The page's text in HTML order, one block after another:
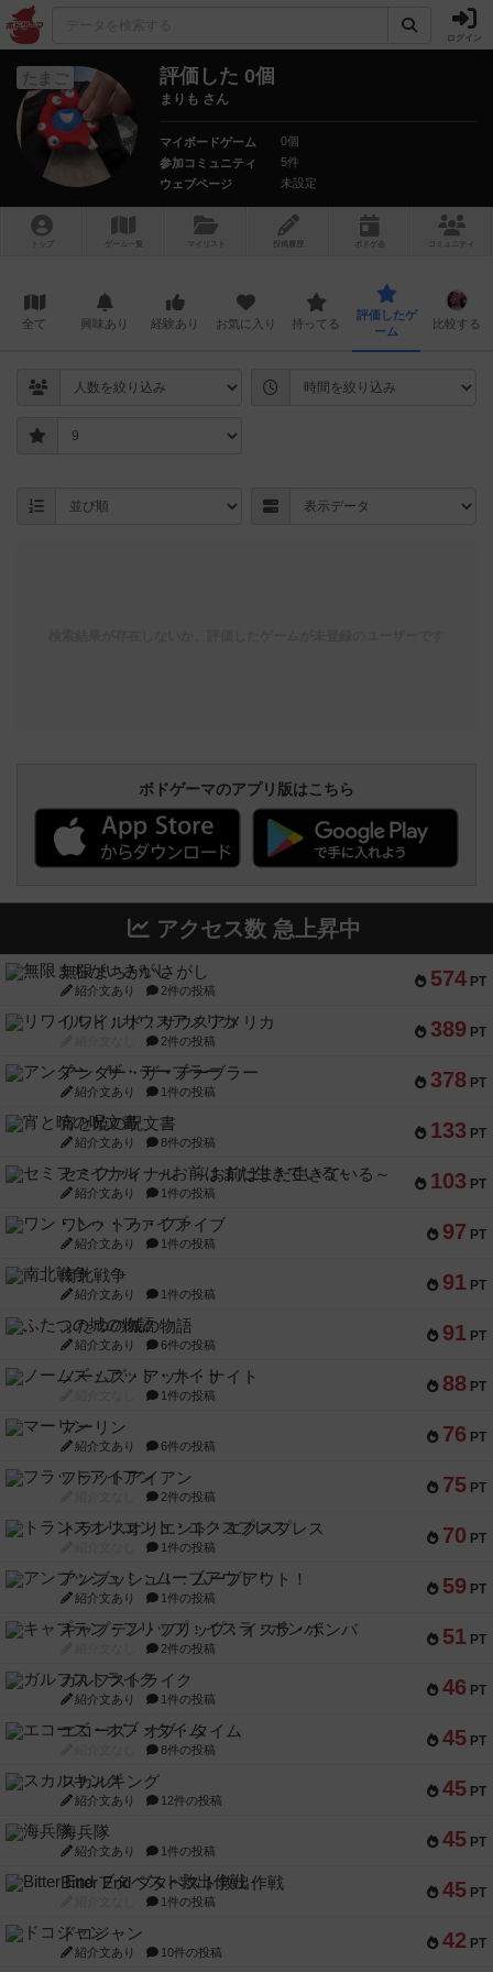
ログイン
たまご 評価した 0個
まりも さん
マイボードゲーム
0個
参加コミュニティ
5件
ウェブページ
未設定
トップ ゲーム一覧 マイリスト 投稿履歴 ボ ドゲ コミュニティ
全て 興味あり 経験あり お気に入り 持ってる
評価したゲ
ーム
比較する
ボドゲーマのアプリ版はこちら
アクセス数 急上昇中
574 PT
無限まちがいさがし
紹介文あり 2件の投稿
389 PT
リワイルド：サウスアメリカ
2件の投稿
378 PT
アンダー・ザ・テーブラー
紹介文あり 1件の投稿
133 PT
宵と暁の呪文書
紹介文あり 8件の投稿
103 PT
セミファイナル ～お前はまだ生きている～
紹介文あり 1件の投稿
97 PT
ワン・トゥ・ファイブ
紹介文あり 1件の投稿
91 PT
南北戦争
紹介文あり 1件の投稿
91 PT
ふたつの城の物語
紹介文あり 6件の投稿
88 PT
ノームズ・アット・ナイト
1件の投稿
76 PT
マーリン
紹介文あり 6件の投稿
75 PT
フラットアイアン
2件の投稿
70 PT
トランスオリエント・エクスプレス
1件の投稿
59 PT
アンブッシュ！：ムーブアウト！
紹介文あり 1件の投稿
51 PT
キャプテン・フリップ：イスラ・ボンバ
2件の投稿
46 PT
ガルフストライク
紹介文あり 1件の投稿
45 PT
エコーズ・オブ・タイム
8件の投稿
45 PT
スカルキング
紹介文あり 12件の投稿
45 PT
海兵隊
紹介文あり 1件の投稿
45 PT
Bitter End ブタペスト救出作戦
1件の投稿
42 PT
ドコジャン
紹介文あり 10件の投稿